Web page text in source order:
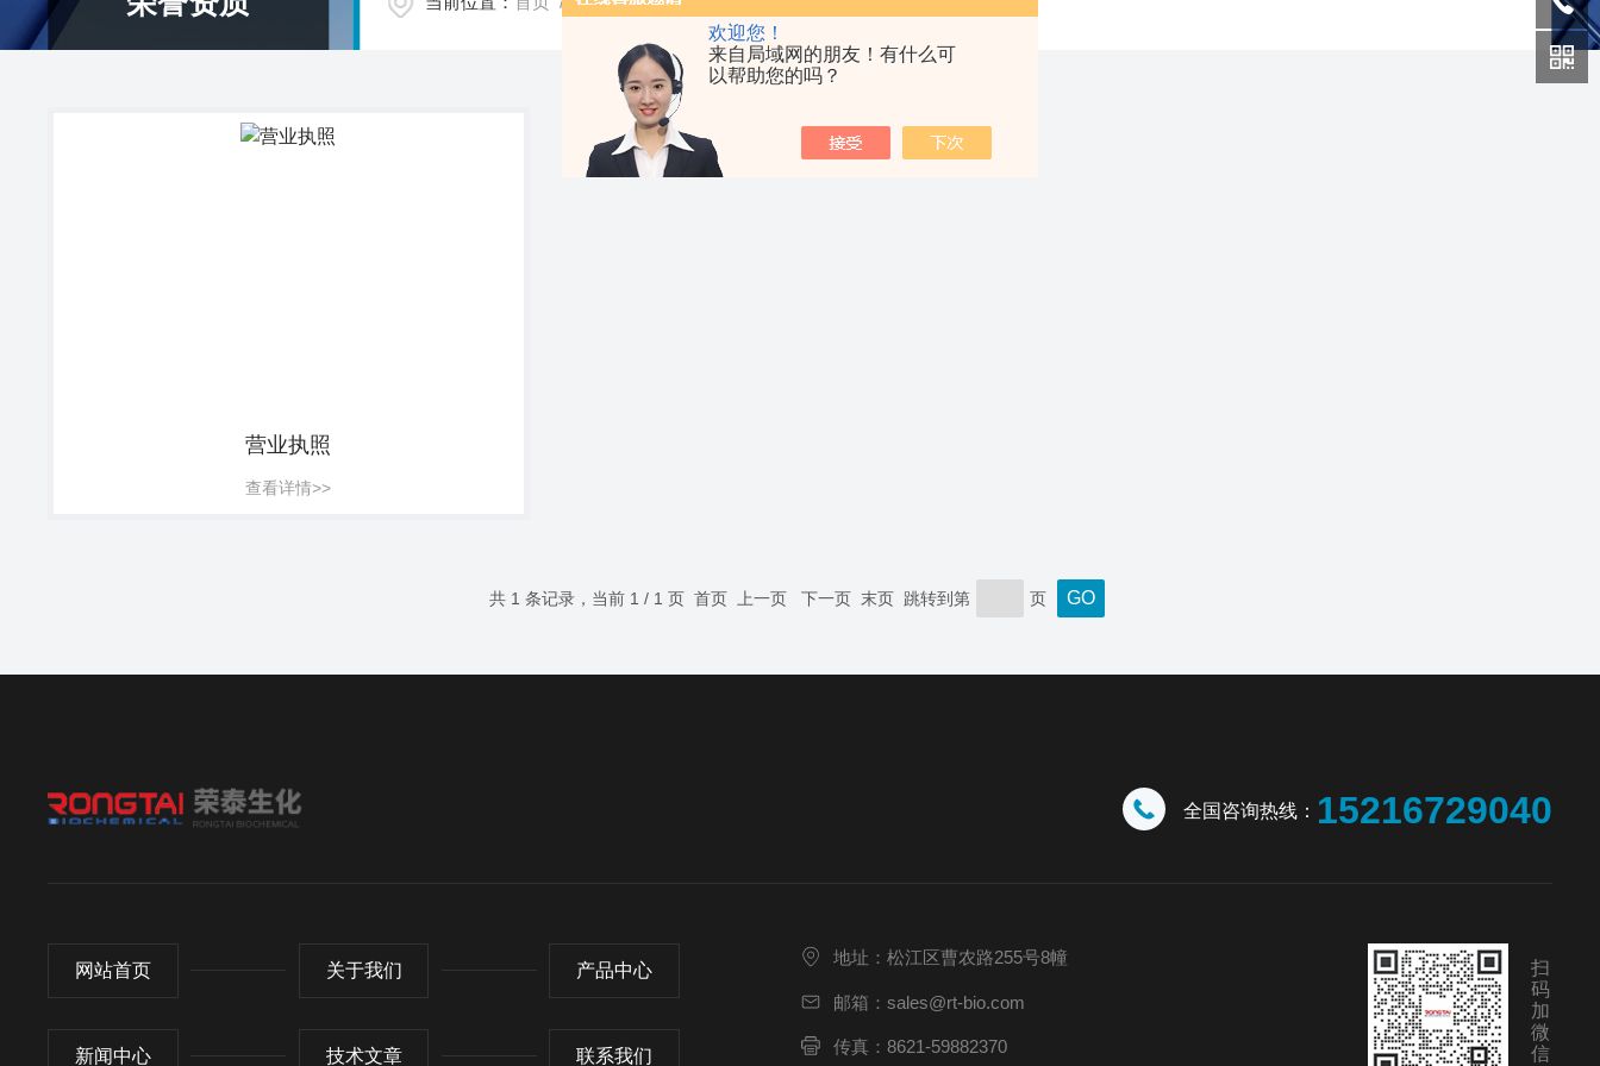
欢迎您！
来自局域网的朋友！有什么可
以帮助您的吗？
营业执照
查看详情>>
共 1 条记录，当前 1 / 1 页 首页 上一页 下一页 末页 跳转到第 页
全国咨询热线： 15216729040
网站首页 关于我们 产品中心
新闻中心 技术文章 联系我们
地址：松江区曹农路255号8幢
邮箱：sales@rt-bio.com
传真：8621-59882370
扫
码
加
微
信